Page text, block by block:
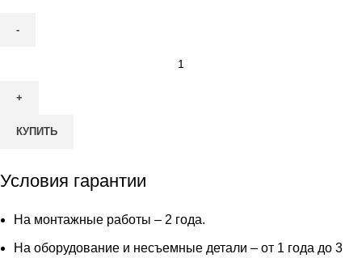
Септик
Аква
ПР
КУПИТЬ
Условия гарантии
На монтажные работы – 2 года.
На оборудование и несъемные детали – от 1 года до 3